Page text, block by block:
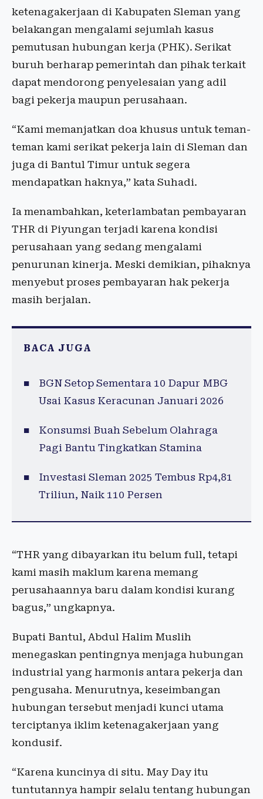
ketenagakerjaan di Kabupaten Sleman yang
belakangan mengalami sejumlah kasus
pemutusan hubungan kerja (PHK). Serikat
buruh berharap pemerintah dan pihak terkait
dapat mendorong penyelesaian yang adil
bagi pekerja maupun perusahaan.
“Kami memanjatkan doa khusus untuk teman-
teman kami serikat pekerja lain di Sleman dan
juga di Bantul Timur untuk segera
mendapatkan haknya,” kata Suhadi.
Ia menambahkan, keterlambatan pembayaran
THR di Piyungan terjadi karena kondisi
perusahaan yang sedang mengalami
penurunan kinerja. Meski demikian, pihaknya
menyebut proses pembayaran hak pekerja
masih berjalan.
BACA JUGA
BGN Setop Sementara 10 Dapur MBG
Usai Kasus Keracunan Januari 2026
Konsumsi Buah Sebelum Olahraga
Pagi Bantu Tingkatkan Stamina
Investasi Sleman 2025 Tembus Rp4,81
Triliun, Naik 110 Persen
“THR yang dibayarkan itu belum full, tetapi
kami masih maklum karena memang
perusahaannya baru dalam kondisi kurang
bagus,” ungkapnya.
Bupati Bantul, Abdul Halim Muslih
menegaskan pentingnya menjaga hubungan
industrial yang harmonis antara pekerja dan
pengusaha. Menurutnya, keseimbangan
hubungan tersebut menjadi kunci utama
terciptanya iklim ketenagakerjaan yang
kondusif.
“Karena kuncinya di situ. May Day itu
tuntutannya hampir selalu tentang hubungan